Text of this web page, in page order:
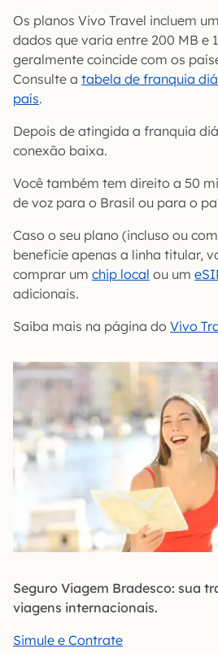
Os planos Vivo Travel incluem
dados que varia entre 200 MB e
geralmente coincide com os
Consulte a tabela de franquia
país.
Depois de atingida a franquia
conexão baixa.
Você também tem direito a 50
de voz para o Brasil ou para o
Caso o seu plano (incluso ou
beneficie apenas a linha titular,
comprar um chip local ou um
adicionais.
Saiba mais na página do Vivo
Seguro Viagem Bradesco: sua
viagens internacionais.
Simule e Contrate